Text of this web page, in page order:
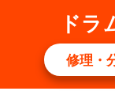
ドラ
修理・
ドラ
修理・